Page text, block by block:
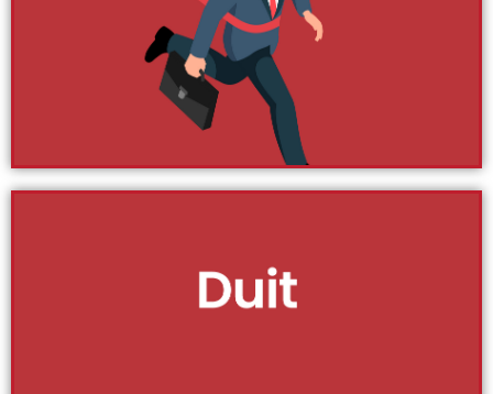
anda lakukan untuk memudahkan usaha anda
mencari duit cara pantas atau dalam jangka masa
panjang.
Klik Di Sini
Dropship